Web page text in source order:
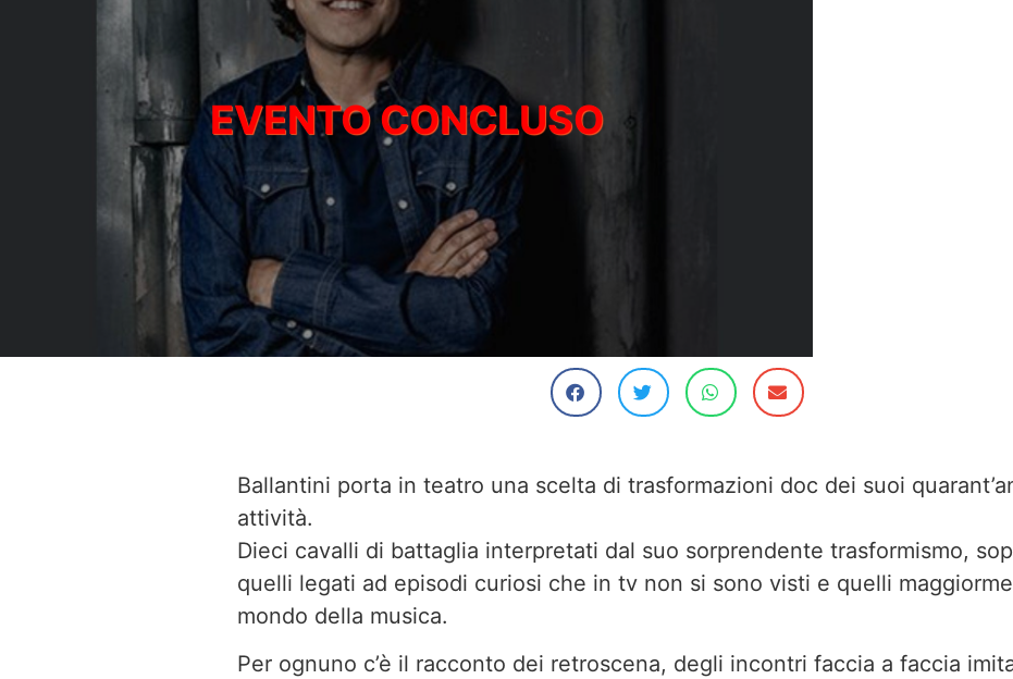
Ballantini porta in teatro una scelta di trasformazioni doc dei suoi
attività.
Dieci cavalli di battaglia interpretati dal suo sorprendente trasformismo,
quelli legati ad episodi curiosi che in tv non si sono visti e quelli
mondo della musica.
Per ognuno c’è il racconto dei retroscena, degli incontri faccia a faccia